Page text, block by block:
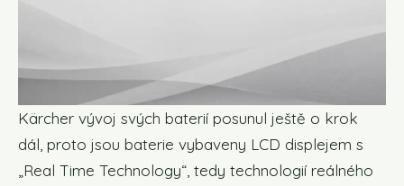
Kärcher vývoj svých baterií posunul ještě o krok
dál, proto jsou baterie vybaveny LCD displejem s
„Real Time Technology“, tedy technologií reálného